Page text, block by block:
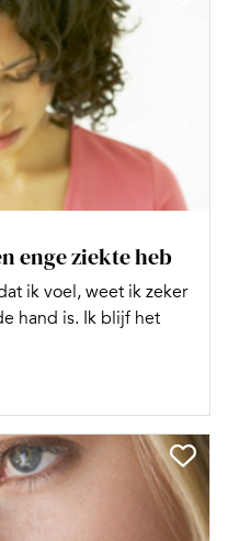
enge ziekte heb
ik voel, weet ik zeker
hand is. Ik blijf het